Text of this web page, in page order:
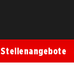
Stellenangebote